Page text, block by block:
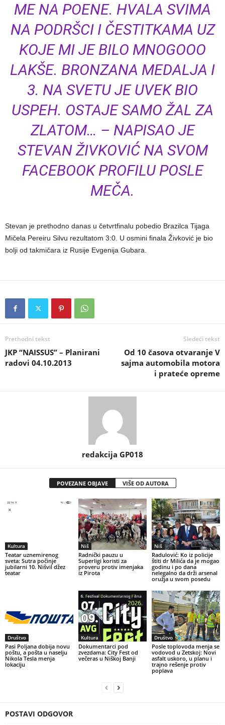
ME NA POENE. HVALA SVIMA
NA PODRŠCI I ČESTITKAMA UZ
KOJE MI JE BILO MNOGOOO
LAKŠE. BRONZANA MEDALJA I
3. NA SVETU JE UVEK BIO
USPEH. OSTAJE SAMO ŽAL ZA
ZLATOM… – NAPISAO JE
STEVAN ŽIVKOVIĆ NA SVOM
FACEBOOK PROFILU POSLE
MEČA.
Stevan je prethodno danas u četvrtfinalu pobedio Brazilca Tijaga
Mičela Pereiru Silvu rezultatom 3:0. U osmini finala Živković je bio
bolji od takmičara iz Rusije Evgenija Gubara.
Prethodni tekst
JKP “NAISSUS” – Planirani
radovi 04.10.2013
Sledeći tekst
Od 10 časova otvaranje V
sajma automobila motora
i prateće opreme
redakcija GP018
POVEZANE OBJAVE VIŠE OD AUTORA
Kultura
Teatar uznemirenog
sveta: Sutra počinje
jubilarni 10. Nišvil džez
teatar
Niš
Radnički pauzu u
Superligi koristi za
proveru protiv imenjaka
iz Pirota
Niš
Radulović: Ko iz policije
štiti dr Milića da je mogao
godinu i po dana
nelegalno da drži arsenal
oružja u svom posedu
Društvo
Pasi Poljana dobija novu
poštu, a pošta u naselju
Nikola Tesla menja
lokaciju
Kultura
Dokumentarci pod
zvezdama: City Fest od
večeras u Niškoj Banji
Društvo
Posle toplovoda menja se
vodovod u Zetskoj: Novi
asfalt uskoro, u planu i
trajno rešenje protiv
poplava
POSTAVI ODGOVOR